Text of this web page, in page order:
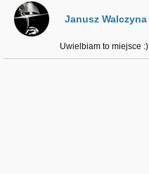
Janusz Walczyna
Uwielbiam to miejsce :)